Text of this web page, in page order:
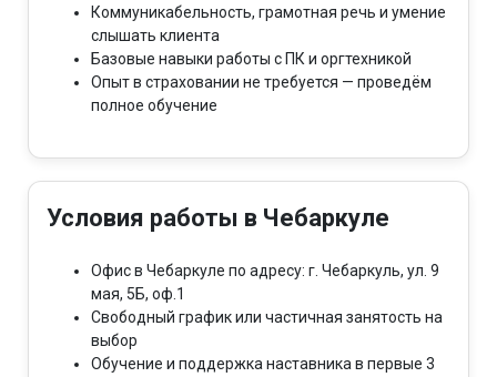
Коммуникабельность, грамотная речь и умение
слышать клиента
Базовые навыки работы с ПК и оргтехникой
Опыт в страховании не требуется — проведём
полное обучение
Условия работы в Чебаркуле
Офис в Чебаркуле по адресу: г. Чебаркуль, ул. 9
мая, 5Б, оф.1
Свободный график или частичная занятость на
выбор
Обучение и поддержка наставника в первые 3